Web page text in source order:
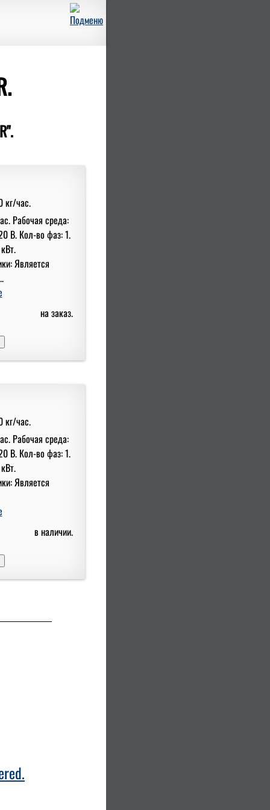
Рабочая среда:
В. Кол-во фаз: 1.
Является
на заказ.
Рабочая среда:
В. Кол-во фаз: 1.
Является
в наличии.